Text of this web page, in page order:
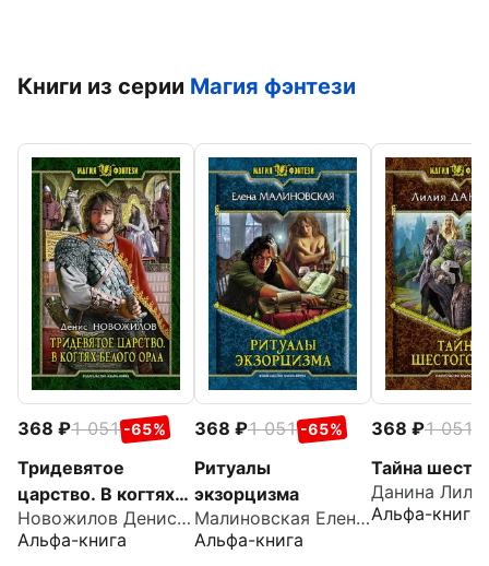
Книги из серии Магия фэнтези
368 1 051 -65%
Тридевятое
царство. В когтях
белого орла
Новожилов Денис Константинович
Альфа-книга
368 1 051 -65%
Ритуалы
экзорцизма
Малиновская Елена Михайловна
Альфа-книга
368 1 051
Тайна
Данина
Альфа-книга